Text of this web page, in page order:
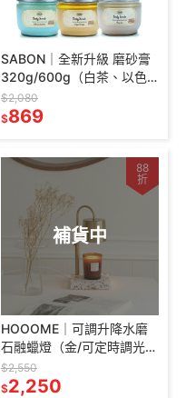
SABON｜全新升級 磨砂膏
320g/600g（白茶、以色
列綠玫瑰、經典PLV、玫瑰
茶語、茉莉花語、橙花漫
$2,080
$869
補貨中
88
折
HOOOME｜可調升降水磨
石融蠟燈（金/可定時調光）
蠟燭暖燈 融燭燈 蠟燭燈 香
氛燈 香氛蠟燭暖燈
$2,550
$2,250